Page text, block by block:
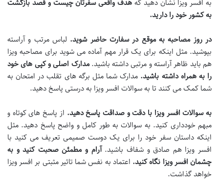
به افسر ویزا نشان دهید که هدف واقعی سفرتان چیست و قصد بازگشت
به کشور خود را دارید.
در روز مصاحبه به موقع در سفارت حاضر شوید. لباس مرتب و آراسته
بپوشید. مثل اینکه برای یک قرار مهم آماده می شوید برای مصاحبه ویزا
هم باید ظاهر آراسته و مرتبی داشته باشید.مدارک اصلی و کپی های خود
را به همراه داشته باشید. مدارک شما مثل برگه های تقلب در امتحان به
شما کمک می کنند تا به سوالات افسر ویزا به درستی پاسخ دهید.
به سوالات افسر ویزا با دقت و صداقت پاسخ دهید. از پاسخ های کوتاه و
مبهم خودداری کنید. به سوالات به طور کامل و واضح پاسخ دهید. مثل
اینکه داستان سفر خود را برای یک دوست صمیمی تعریف می کنید با
افسر ویزا هم صادق و شفاف باشید.آرام و مطمئن صحبت کنید و به
چشمان افسر ویزا نگاه کنید. اعتماد به نفس شما تاثیر مثبتی بر افسر ویزا
خواهد گذاشت.